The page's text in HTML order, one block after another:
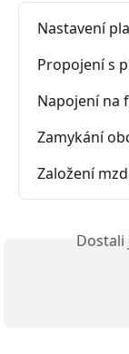
Nastavení
Propojení s
Napojení na
Zamykání
Založení
Dostali